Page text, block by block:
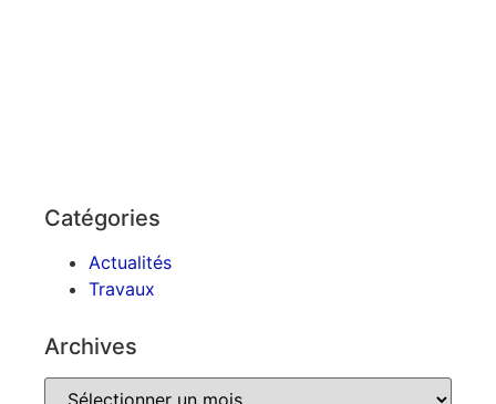
Catégories
Actualités
Travaux
Archives